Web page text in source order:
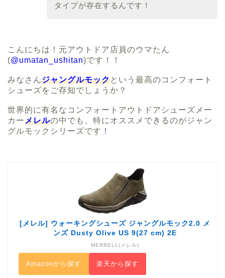
タイプが存在するんです！
こんにちは！元アウトドア店員のウマたん
(@umatan_ushitan)です！！
みなさんジャングルモックという最高のコンフォート
シューズをご存知でしょうか？
世界的に有名なコンフォートアウトドアシューズメー
カーメレルの中でも、特にオススメできるのがジャン
グルモックシリーズです！
[メレル] ウォーキングシューズ ジャングルモック2.0 メ
ンズ Dusty Olive US 9(27 cm) 2E
MERRELL(メレル)
Amazonから探す 楽天から探す